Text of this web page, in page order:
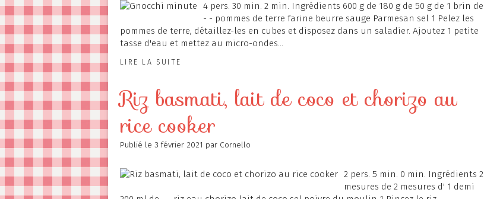
4 pers. 30 min. 2 min. Ingrédients 600 g de 180 g de 50 g de 1 brin de
- - pommes de terre farine beurre sauge Parmesan sel 1 Pelez les
pommes de terre, détaillez-les en cubes et disposez dans un saladier. Ajoutez 1 petite
tasse d'eau et mettez au micro-ondes...
LIRE LA SUITE
Riz basmati, lait de coco et chorizo au
rice cooker
Publié le 3 février 2021 par Cornello
2 pers. 5 min. 0 min. Ingrédients 2
mesures de 2 mesures d' 1 demi